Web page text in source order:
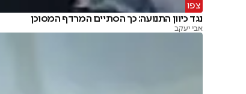
צפו
נגד כיוון התנועה: כך הסתיים המרדף המסוכן
אבי יעקב